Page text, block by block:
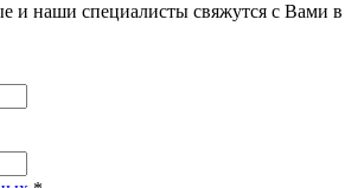
и наши специалисты свяжутся с Вами